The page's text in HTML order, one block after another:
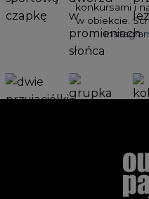
konkursami i
w obiekcie.